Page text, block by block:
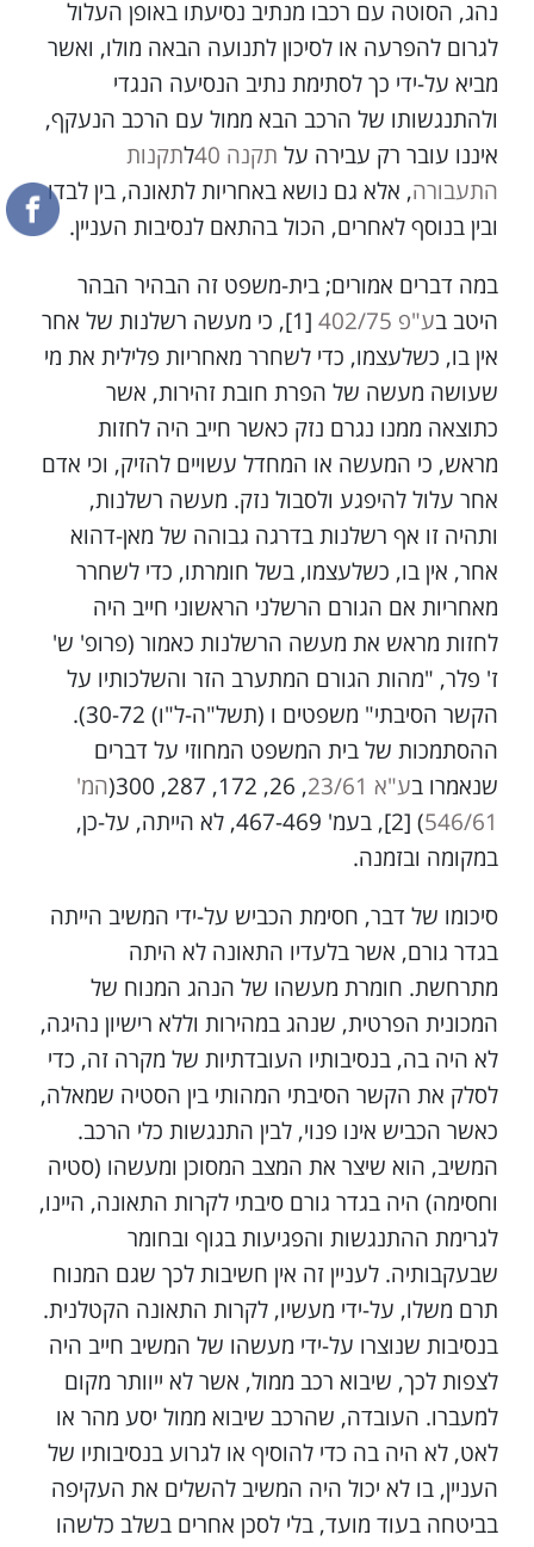
נהג, הסוטה עם רכבו מנתיב נסיעתו באופן העלול
לגרום להפרעה או לסיכון לתנועה הבאה מולו, ואשר
מביא על-ידי כך לסתימת נתיב הנסיעה הנגדי
ולהתנגשותו של הרכב הבא ממול עם הרכב הנעקף,
איננו עובר רק עבירה על תקנה 40 לתקנות
התעבורה, אלא גם נושא באחריות לתאונה, בין לבדו
ובין בנוסף לאחרים, הכול בהתאם לנסיבות העניין.
במה דברים אמורים; בית-משפט זה הבהיר הבהר
היטב בע"פ 402/75
[1], כי מעשה רשלנות של אחר
אין בו, כשלעצמו, כדי לשחרר מאחריות פלילית את מי
שעושה מעשה של הפרת חובת זהירות, אשר
כתוצאה ממנו נגרם נזק כאשר חייב היה לחזות
מראש, כי המעשה או המחדל עשויים להזיק, וכי אדם
אחר עלול להיפגע ולסבול נזק. מעשה רשלנות,
ותהיה זו אף רשלנות בדרגה גבוהה של מאן-דהוא
אחר, אין בו, כשלעצמו, בשל חומרתו, כדי לשחרר
מאחריות אם הגורם הרשלני הראשוני חייב היה
לחזות מראש את מעשה הרשלנות כאמור (פרופ' ש'
ז' פלר, "מהות הגורם המתערב הזר והשלכותיו על
הקשר הסיבתי" משפטים ו (תשל"ה-ל"ו) 30-72).
ההסתמכות של בית המשפט המחוזי על דברים
שנאמרו בע"א 23/61 , 26, 172, 287, 300(
המ'
546/61
) [2], בעמ' 467-469, לא הייתה, על-כן,
במקומה ובזמנה.
סיכומו של דבר, חסימת הכביש על-ידי המשיב הייתה
בגדר גורם, אשר בלעדיו התאונה לא היתה
מתרחשת. חומרת מעשהו של הנהג המנוח של
המכונית הפרטית, שנהג במהירות וללא רישיון נהיגה,
לא היה בה, בנסיבותיו העובדתיות של מקרה זה, כדי
לסלק את הקשר הסיבתי המהותי בין הסטיה שמאלה,
כאשר הכביש אינו פנוי, לבין התנגשות כלי הרכב.
המשיב, הוא שיצר את המצב המסוכן ומעשהו (סטיה
וחסימה) היה בגדר גורם סיבתי לקרות התאונה, היינו,
לגרימת ההתנגשות והפגיעות בגוף ובחומר
שבעקבותיה. לעניין זה אין חשיבות לכך שגם המנוח
תרם משלו, על-ידי מעשיו, לקרות התאונה הקטלנית.
בנסיבות שנוצרו על-ידי מעשהו של המשיב חייב היה
לצפות לכך, שיבוא רכב ממול, אשר לא ייוותר מקום
למעברו. העובדה, שהרכב שיבוא ממול יסע מהר או
לאט, לא היה בה כדי להוסיף או לגרוע בנסיבותיו של
העניין, בו לא יכול היה המשיב להשלים את העקיפה
בביטחה בעוד מועד, בלי לסכן אחרים בשלב כלשהו